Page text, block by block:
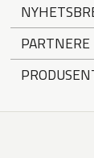
PARTNERE